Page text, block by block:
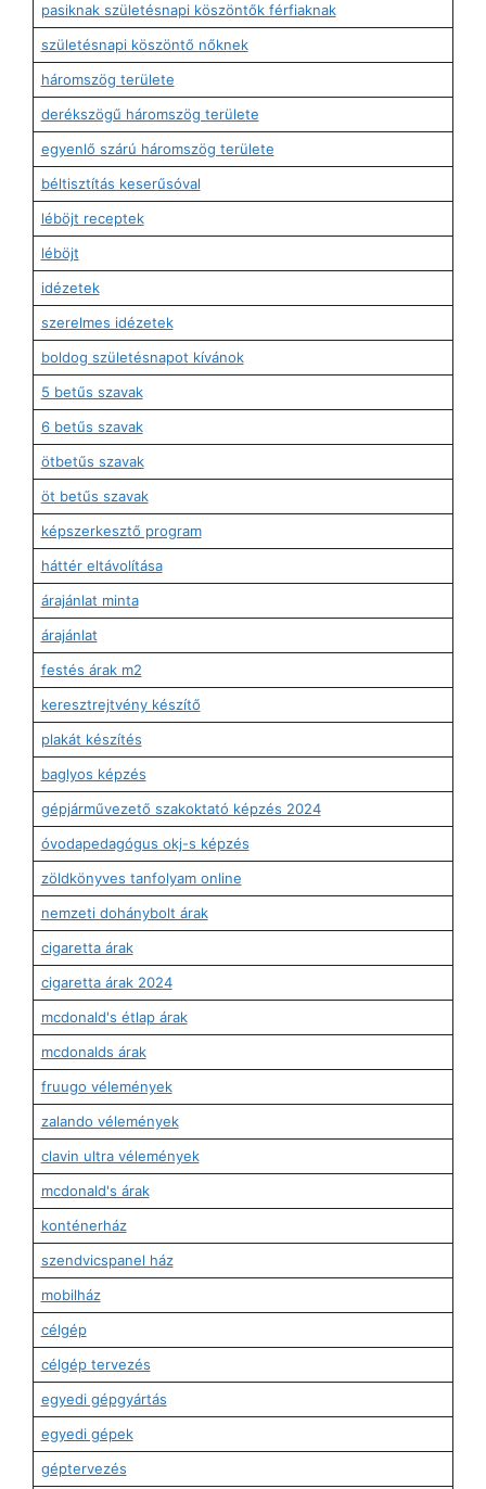
pasiknak születésnapi köszöntők férfiaknak
születésnapi köszöntő nőknek
háromszög területe
derékszögű háromszög területe
egyenlő szárú háromszög területe
béltisztítás keserűsóval
léböjt receptek
léböjt
idézetek
szerelmes idézetek
boldog születésnapot kívánok
5 betűs szavak
6 betűs szavak
ötbetűs szavak
öt betűs szavak
képszerkesztő program
háttér eltávolítása
árajánlat minta
árajánlat
festés árak m2
keresztrejtvény készítő
plakát készítés
baglyos képzés
gépjárművezető szakoktató képzés 2024
óvodapedagógus okj-s képzés
zöldkönyves tanfolyam online
nemzeti dohánybolt árak
cigaretta árak
cigaretta árak 2024
mcdonald's étlap árak
mcdonalds árak
fruugo vélemények
zalando vélemények
clavin ultra vélemények
mcdonald's árak
konténerház
szendvicspanel ház
mobilház
célgép
célgép tervezés
egyedi gépgyártás
egyedi gépek
géptervezés